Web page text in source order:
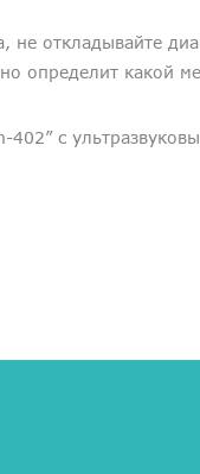
откладывайте
определит какой
с